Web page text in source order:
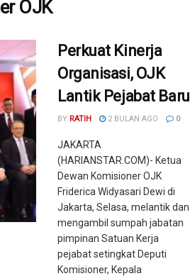
OJK
Perkuat Kinerja
Organisasi, OJK
Lantik Pejabat Baru
BY RATIH 2 BULAN AGO 0
JAKARTA
(HARIANSTAR.COM)- Ketua
Dewan Komisioner OJK
Friderica Widyasari Dewi di
Jakarta, Selasa, melantik dan
mengambil sumpah jabatan
pimpinan Satuan Kerja
pejabat setingkat Deputi
Komisioner, Kepala